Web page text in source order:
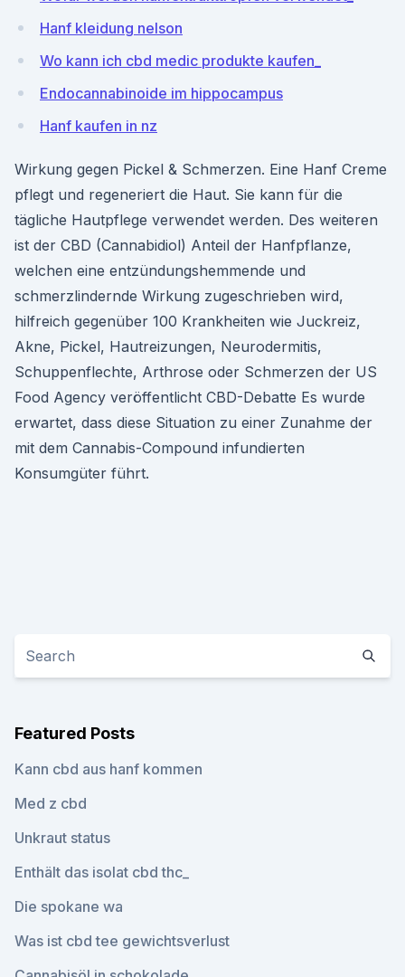
Hanf kleidung nelson
Wo kann ich cbd medic produkte kaufen_
Endocannabinoide im hippocampus
Hanf kaufen in nz
Wirkung gegen Pickel & Schmerzen. Eine Hanf Creme
pflegt und regeneriert die Haut. Sie kann für die
tägliche Hautpflege verwendet werden. Des weiteren
ist der CBD (Cannabidiol) Anteil der Hanfpflanze,
welchen eine entzündungshemmende und
schmerzlindernde Wirkung zugeschrieben wird,
hilfreich gegenüber 100 Krankheiten wie Juckreiz,
Akne, Pickel, Hautreizungen, Neurodermitis,
Schuppenflechte, Arthrose oder Schmerzen der US
Food Agency veröffentlicht CBD-Debatte Es wurde
erwartet, dass diese Situation zu einer Zunahme der
mit dem Cannabis-Compound infundierten
Konsumgüter führt.
Featured Posts
Kann cbd aus hanf kommen
Med z cbd
Unkraut status
Enthält das isolat cbd thc_
Die spokane wa
Was ist cbd tee gewichtsverlust